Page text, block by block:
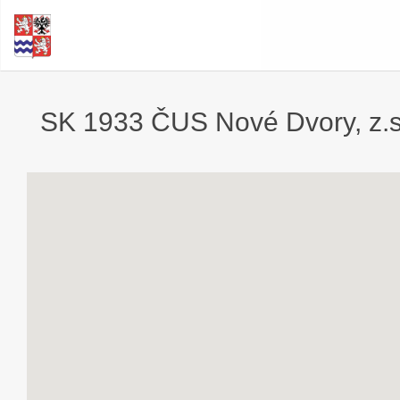
SK 1933 ČUS Nové Dvory,